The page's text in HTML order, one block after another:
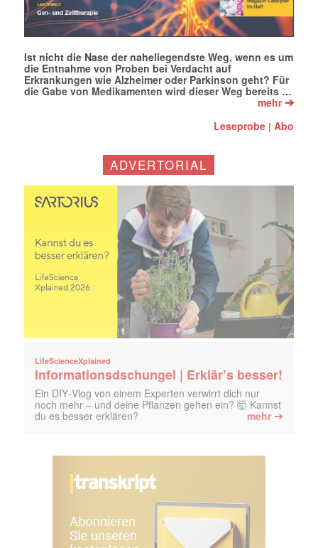
Ist nicht die Nase der naheliegendste Weg, wenn es um
die Entnahme von Proben bei Verdacht auf
Erkrankungen wie Alzheimer oder Parkinson geht? Für
die Gabe von Medikamenten wird dieser Weg bereits …
mehr➔
Leseprobe |Abo
ADVERTORIAL
LifeScienceXplained
Informationsdschungel | Erklär’s besser!
Ein DIY‑Vlog von einem Experten verwirrt dich nur
noch mehr – und deine Pflanzen gehen ein? 🤯 Kannst
du es besser erklären?
mehr ➔